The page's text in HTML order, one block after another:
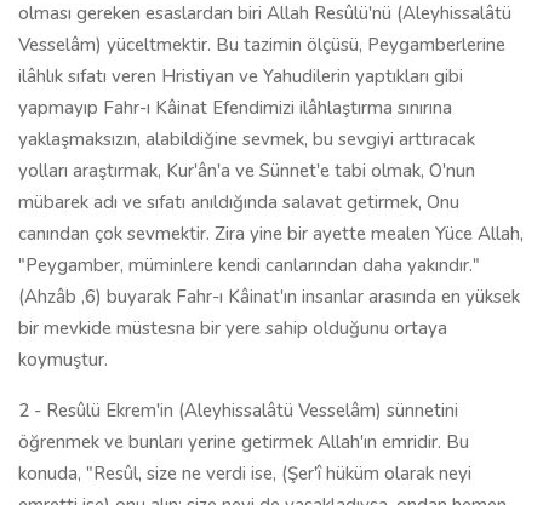
olması gereken esaslardan biri Allah Resûlü'nü (Aleyhissalâtü
Vesselâm) yüceltmektir. Bu tazimin ölçüsü, Peygamberlerine
ilâhlık sıfatı veren Hristiyan ve Yahudilerin yaptıkları gibi
yapmayıp Fahr-ı Kâinat Efendimizi ilâhlaştırma sınırına
yaklaşmaksızın, alabildiğine sevmek, bu sevgiyi arttıracak
yolları araştırmak, Kur'ân'a ve Sünnet'e tabi olmak, O'nun
mübarek adı ve sıfatı anıldığında salavat getirmek, Onu
canından çok sevmektir. Zira yine bir ayette mealen Yüce Allah,
"Peygamber, müminlere kendi canlarından daha yakındır."
(Ahzâb ,6) buyarak Fahr-ı Kâinat'ın insanlar arasında en yüksek
bir mevkide müstesna bir yere sahip olduğunu ortaya
koymuştur.
2 - Resûlü Ekrem'in (Aleyhissalâtü Vesselâm) sünnetini
öğrenmek ve bunları yerine getirmek Allah'ın emridir. Bu
konuda, "Resûl, size ne verdi ise, (Şer'î hüküm olarak neyi